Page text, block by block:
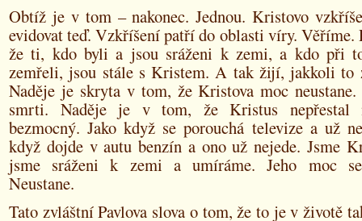
Obtíž je v tom – nakonec. Jednou. Kristovo
evidovat teď. Vzkříšení patří do oblasti víry. Věříme.
že ti, kdo byli a jsou sráženi k zemi, a kdo při
zemřeli, jsou stále s Kristem. A tak žijí, jakkoli to
Naděje je skryta v tom, že Kristova moc
smrti. Naděje je v tom, že Kristus nepřestal
bezmocný. Jako když se porouchá televize a už
když dojde v autu benzín a ono už nejede. Jsme
jsme sráženi k zemi a umíráme. Jeho moc se
Neustane.
Tato zvláštní Pavlova slova o tom, že to je v životě